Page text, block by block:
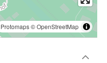
Protomaps©OpenStreetMap